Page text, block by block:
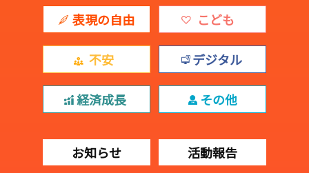
表現の自由 こども
不安 デジタル
経済成長 その他
お知らせ 活動報告